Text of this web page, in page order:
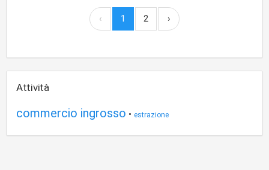
‹ 1 2 ›
Attività
commercio ingrosso • estrazione